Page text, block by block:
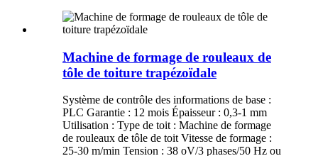
Machine de formage de rouleaux de
tôle de toiture trapézoïdale
Système de contrôle des informations de base :
PLC Garantie : 12 mois Épaisseur : 0,3-1 mm
Utilisation : Type de toit : Machine de formage
de rouleaux de tôle de toit Vitesse de formage :
25-30 m/min Tension : 38 oV/3 phases/50 Hz ou